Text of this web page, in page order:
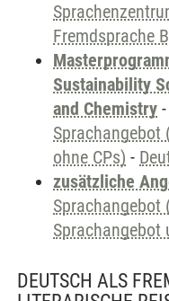
Fremdsprache
Sustainability
and Chemistry -
Sprachangebot
ohne CPs) -
zusätzliche
Sprachangebot
Sprachangebot
DEUTSCH ALS